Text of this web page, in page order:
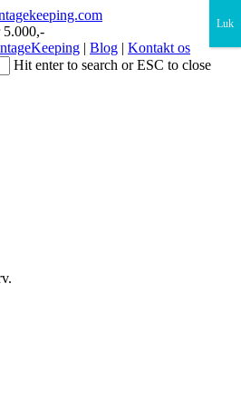
| Blog | Kontakt os
Hit enter to search or ESC to close
×
Luk